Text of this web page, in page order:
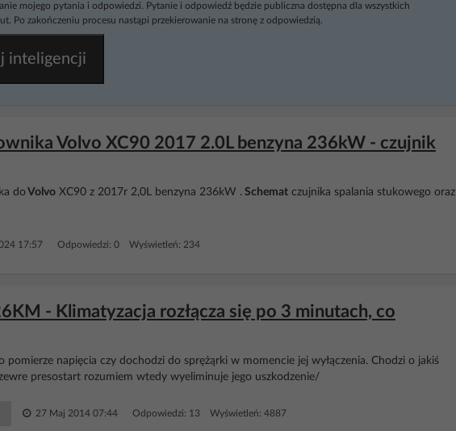
mojego pytania i odpowiedzi. Pytanie i odpowiedź będzie publiczna dostępna dla wszystkich
Po zakończeniu procesu nastąpi przekierowanie na stronę z odpowiedzią.
inteligencji
Volvo XC90 2017 2.0L benzyna 236kW - czujnik
doVolvo XC90 z 2017r 2,0L benzyna 236kW . Schemat czujnika spalania stukowego oraz
17:57 Odpowiedzi: 0 Wyświetleń: 234
- Klimatyzacja rozłącza się po 3 minutach, co
pomierze napięcia czy dochodzi do sprężąrki w momencie jej wyłączenia. Chodzi o jakiś
presostart rozumiem wtedy wyeliminuje jego uszkodzenie/
27 Maj 2014 07:44 Odpowiedzi: 13 Wyświetleń: 4887